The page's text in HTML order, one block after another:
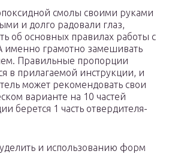
смолы своими руками
и долго радовали глаз,
об основных правилах работы с
именно грамотно замешивать
Правильные пропорции
в прилагаемой инструкции, и
может рекомендовать свои
варианте на 10 частей
берется 1 часть отвердителя-
и использованию форм